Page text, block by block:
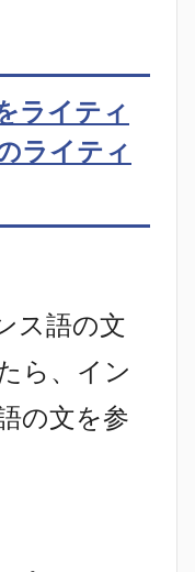
ライティ
ライティ
ス語の文
ら、イン
の文を参